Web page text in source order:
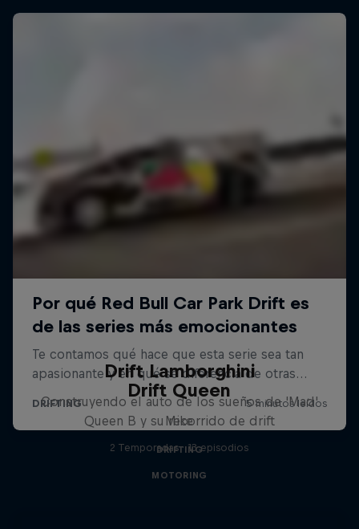
Drift Lamborghini
Construyendo el auto de los sueños de 'Mad'
Mike
DRIFTING
Drift Queen
Queen B y su recorrido de drift
2 Temporadas · 13 episodios
MOTORING